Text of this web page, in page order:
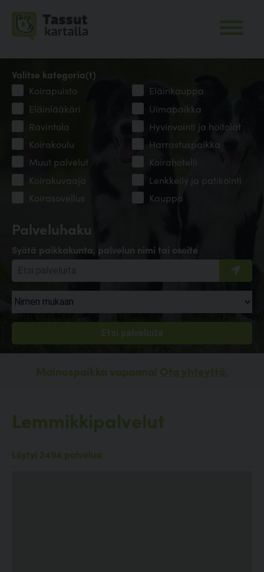
Palveluhaku
Syötä paikkakunta, palvelun nimi tai osoite
Valitse kategoria(t)
Koirapuisto
Eläinkauppa
Eläinlääkäri
Uimapaikka
Ravintola
Hyvinvointi ja hoitolat
Koirakoulu
Harrastuspaikka
Muut palvelut
Koirahotelli
Koirakuvaaja
Lenkkeily ja patikointi
Koirasovellus
Kauppa
Mainospaikka vapaana! Ota yhteyttä.
Lemmikkipalvelut
Löytyi 2494 palvelua